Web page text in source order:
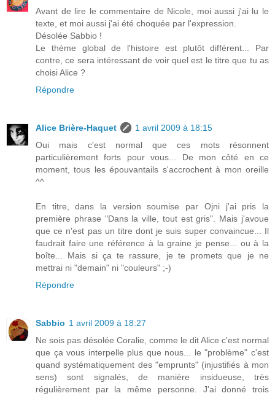
Avant de lire le commentaire de Nicole, moi aussi j'ai lu le
texte, et moi aussi j'ai été choquée par l'expression.
Désolée Sabbio !
Le thème global de l'histoire est plutôt différent... Par
contre, ce sera intéressant de voir quel est le titre que tu as
choisi Alice ?
Répondre
Alice Brière-Haquet
1 avril 2009 à 18:15
Oui mais c'est normal que ces mots résonnent
particulièrement forts pour vous... De mon côté en ce
moment, tous les épouvantails s'accrochent à mon oreille
^^
En titre, dans la version soumise par Ojni j'ai pris la
première phrase "Dans la ville, tout est gris". Mais j'avoue
que ce n'est pas un titre dont je suis super convaincue... Il
faudrait faire une référence à la graine je pense... ou à la
boîte... Mais si ça te rassure, je te promets que je ne
mettrai ni "demain" ni "couleurs" ;-)
Répondre
Sabbio 1 avril 2009 à 18:27
Ne sois pas désolée Coralie, comme le dit Alice c'est normal
que ça vous interpelle plus que nous... le "problème" c'est
quand systématiquement des "emprunts" (injustifiés à mon
sens) sont signalés, de manière insidueuse, très
régulièrement par la même personne. J'ai donné trois